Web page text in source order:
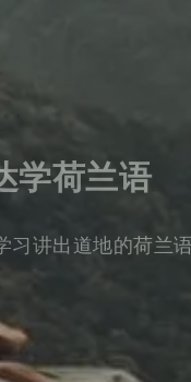
学荷兰语
习讲出道地的荷兰